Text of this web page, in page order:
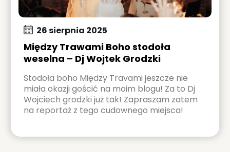
26 sierpnia 2025
Między Trawami Boho stodoła
weselna – Dj Wojtek Grodzki
Stodoła boho Między Travami jeszcze nie
miała okazji gościć na moim blogu! Za to Dj
Wojciech grodzki już tak! Zapraszam zatem
na reportaż z tego cudownego miejsca!